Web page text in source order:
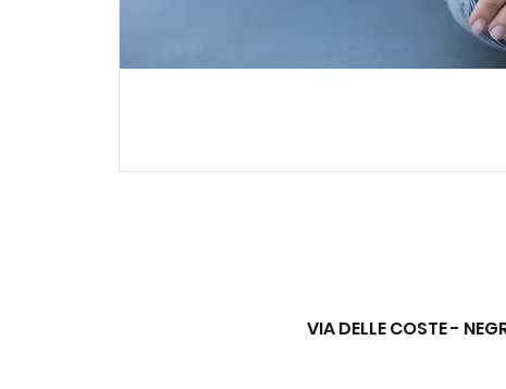
VIA DELLE COSTE -